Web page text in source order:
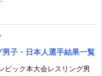
子・日本人選手結果一覧
ピック本大会レスリング男